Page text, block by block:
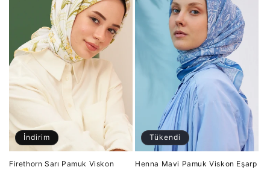
İndirim
Firethorn Sarı Pamuk Viskon
Tükendi
Henna Mavi Pamuk Viskon Eşarp